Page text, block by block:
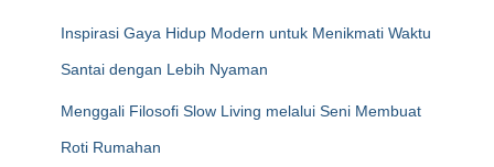
Inspirasi Gaya Hidup Modern untuk Menikmati Waktu
Santai dengan Lebih Nyaman
Menggali Filosofi Slow Living melalui Seni Membuat
Roti Rumahan